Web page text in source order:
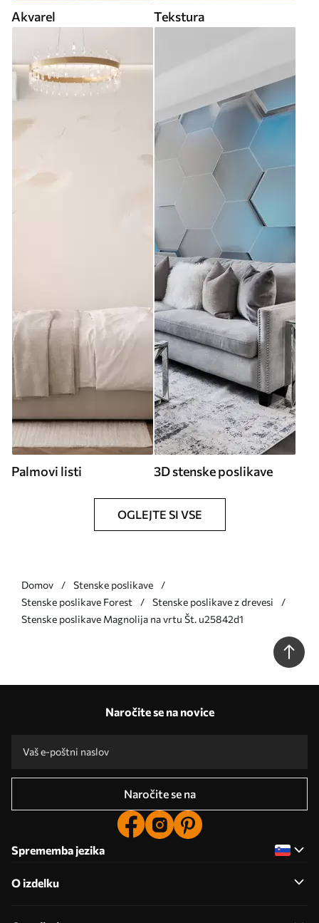
Akvarel Tekstura
Palmovi listi 3D stenske poslikave
OGLEJTE SI VSE
Domov
Stenske poslikave
Stenske poslikave Forest
Stenske poslikave z drevesi
Stenske poslikave Magnolija na vrtu Št. u25842d1
Naročite se na novice
Naročite se na
Sprememba jezika
O izdelku